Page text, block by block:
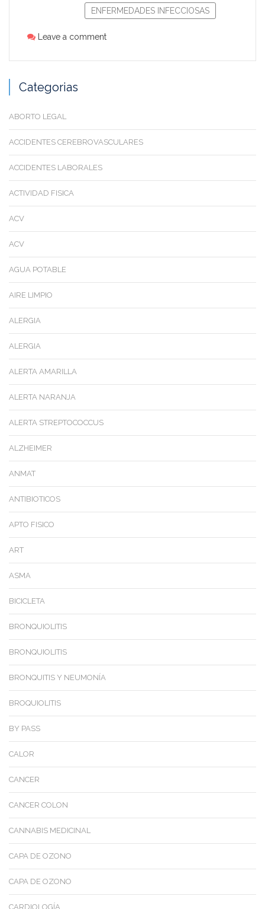
ENFERMEDADES INFECCIOSAS
Leave a comment
Categorias
ABORTO LEGAL
ACCIDENTES CEREBROVASCULARES
ACCIDENTES LABORALES
ACTIVIDAD FISICA
ACV
ACV
AGUA POTABLE
AIRE LIMPIO
ALERGIA
ALERGIA
ALERTA AMARILLA
ALERTA NARANJA
ALERTA STREPTOCOCCUS
ALZHEIMER
ANMAT
ANTIBIOTICOS
APTO FISICO
ART
ASMA
BICICLETA
BRONQUIOLITIS
BRONQUIOLITIS
BRONQUITIS Y NEUMONÍA
BROQUIOLITIS
BY PASS
CALOR
CANCER
CANCER COLON
CANNABIS MEDICINAL
CAPA DE OZONO
CAPA DE OZONO
CARDIOLOGÍA